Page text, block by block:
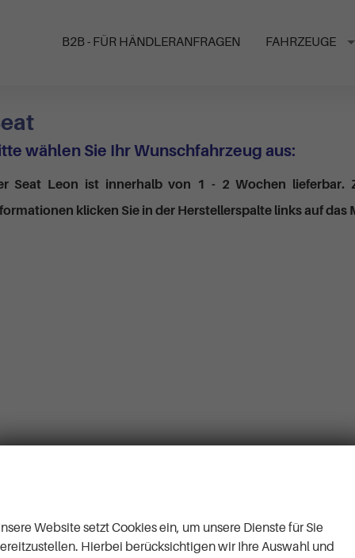
B2B - FÜR HÄNDLERANFRAGEN FAHRZEUGE
wählen Sie Ihr Wunschfahrzeug aus:
Seat Leon ist innerhalb von 1 - 2 Wochen lieferbar.
klicken Sie in der Herstellerspalte links auf das
Website setzt Cookies ein, um unsere Dienste für Sie
Hierbei berücksichtigen wir Ihre Auswahl und